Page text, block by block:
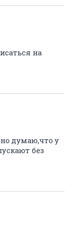
на
думаю,что у
без